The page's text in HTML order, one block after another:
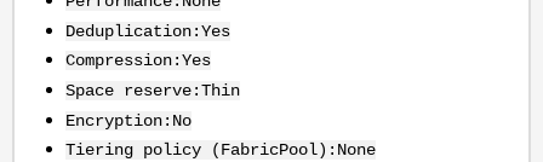
Deduplication:Yes
Compression:Yes
Space reserve:Thin
Encryption:No
Tiering policy (FabricPool):None